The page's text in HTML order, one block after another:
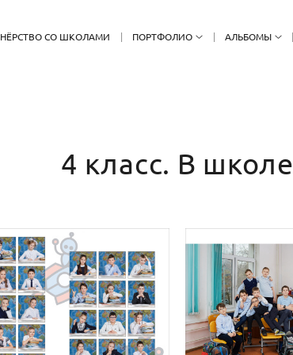
СО ШКОЛАМИ ПОРТФОЛИО АЛЬБОМЫ
4 класс. В школе